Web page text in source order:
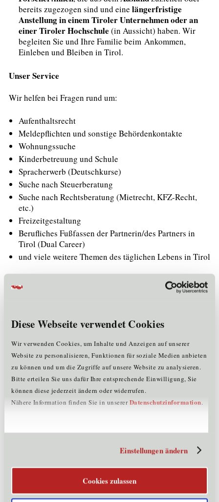
Diese Webseite verwendet Cookies
Wir verwenden Cookies, um Inhalte und Anzeigen auf unserer
Website zu personalisieren, Funktionen für soziale Medien anbieten
zu können und um die Zugriffe auf unsere Website zu analysieren.
Bitte erteilen Sie uns dafür Ihre entsprechende Einwilligung, Sie
können diese jederzeit ändern oder widerrufen.
Nähere Information finden Sie in unsererDatenschutzinformation.
Einstellungen ändern
Cookies zulassen
bereits zugezogen sind und eine längerfristige
Anstellung in einem Tiroler Unternehmen oder an
einer Tiroler Hochschule (in Aussicht) haben. Wir
begleiten Sie und Ihre Familie beim Ankommen,
Einleben und Bleiben in Tirol.
Unser Service
Wir helfen bei Fragen rund um:
Aufenthaltsrecht
Meldepflichten und sonstige Behördenkontakte
Wohnungssuche
Kinderbetreuung und Schule
Spracherwerb (Deutschkurse)
Suche nach Steuerberatung
Suche nach Rechtsberatung (Mietrecht, KFZ-Recht,
etc.)
Freizeitgestaltung
Berufliches Fußfassen der Partnerin/des Partners in
Tirol (Dual Career)
und viele weitere Themen des täglichen Lebens in Tirol
Wenn wir nicht selbst direkt helfen können, helfen wir
dabei, die
passende Servicestelle oder Dienstleister:in
Events & Vernetzung
Wir organisieren regelmäßigEvents, dieneu
zugezogenen Fachkräften, Wissenschaftler:innen und
Forscher:innendabei helfen, sich in Tirol schnell
zurechtzufinden, zu vernetzen und wohlzufühlen.
Unser Ziel
bei allen Fragen rund um den Zuzug und das Leben in
und zur nachhaltigen Integrationdieser Fachkräfte
beizutragen – und damit auch zur langfristigen Stabilität
der Arbeitsbeziehung.